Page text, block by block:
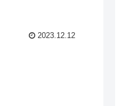
2023.12.12